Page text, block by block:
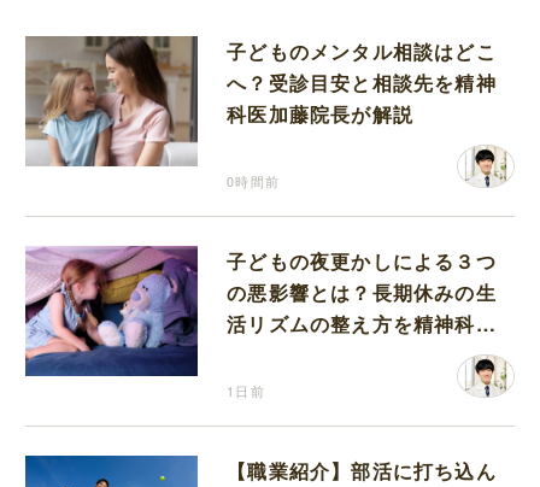
子どものメンタル相談はどこ
へ？受診目安と相談先を精神
科医加藤院長が解説
0時間前
子どもの夜更かしによる３つ
の悪影響とは？長期休みの生
活リズムの整え方を精神科医
1日前
【職業紹介】部活に打ち込ん